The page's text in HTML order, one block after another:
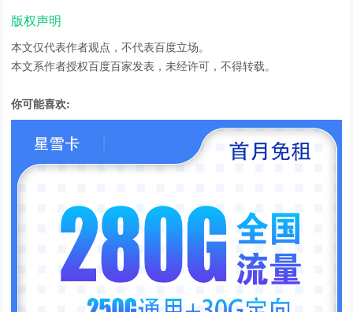
版权声明
本文仅代表作者观点，不代表百度立场。
本文系作者授权百度百家发表，未经许可，不得转载。
你可能喜欢: